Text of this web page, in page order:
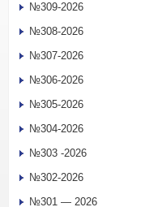
№309-2026
№308-2026
№307-2026
№306-2026
№305-2026
№304-2026
№303 -2026
№302-2026
№301 — 2026